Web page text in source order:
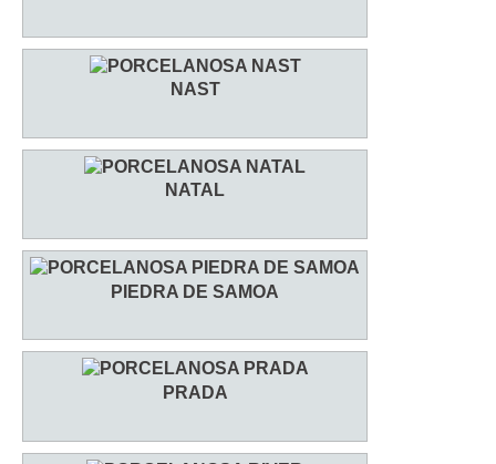
NAST
NATAL
PIEDRA DE SAMOA
PRADA